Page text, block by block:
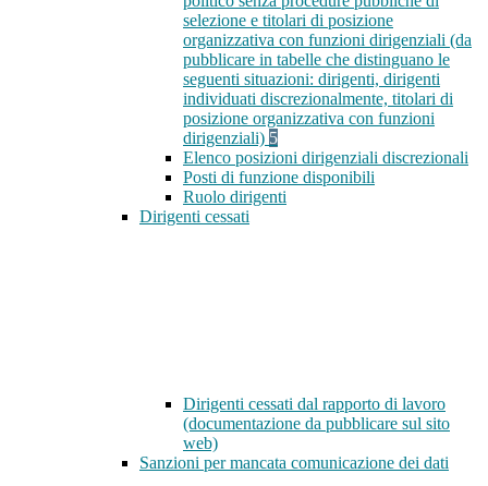
selezione e titolari di posizione
organizzativa con funzioni dirigenziali (da
pubblicare in tabelle che distinguano le
seguenti situazioni: dirigenti, dirigenti
individuati discrezionalmente, titolari di
posizione organizzativa con funzioni
dirigenziali) 5
Elenco posizioni dirigenziali discrezionali
Posti di funzione disponibili
Ruolo dirigenti
Dirigenti cessati
Dirigenti cessati dal rapporto di lavoro
(documentazione da pubblicare sul sito
web)
Sanzioni per mancata comunicazione dei dati